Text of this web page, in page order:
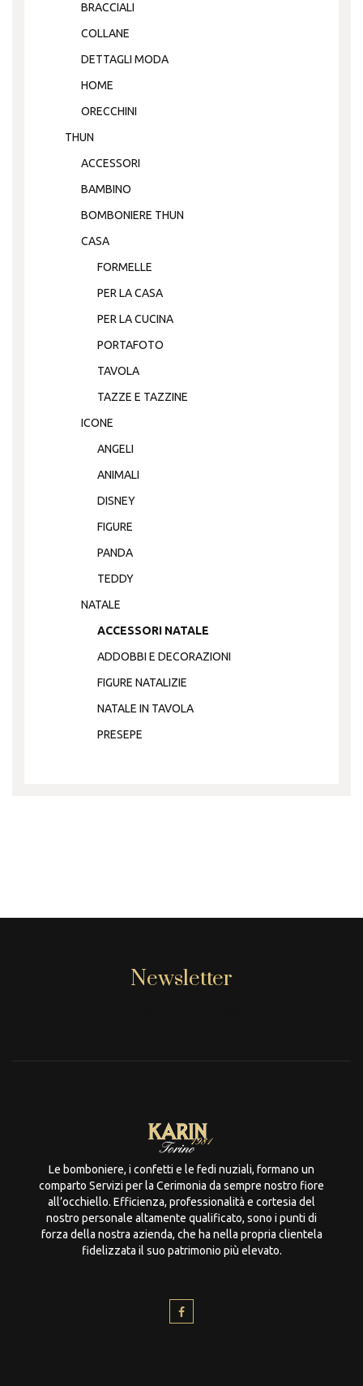
BRACCIALI
COLLANE
DETTAGLI MODA
HOME
ORECCHINI
THUN
ACCESSORI
BAMBINO
BOMBONIERE THUN
CASA
FORMELLE
PER LA CASA
PER LA CUCINA
PORTAFOTO
TAVOLA
TAZZE E TAZZINE
ICONE
ANGELI
ANIMALI
DISNEY
FIGURE
PANDA
TEDDY
NATALE
ACCESSORI NATALE
ADDOBBI E DECORAZIONI
FIGURE NATALIZIE
NATALE IN TAVOLA
PRESEPE
Newsletter
Le bomboniere, i confetti e le fedi nuziali, formano un
comparto Servizi per la Cerimonia da sempre nostro fiore
all’occhiello. Efficienza, professionalità e cortesia del
nostro personale altamente qualificato, sono i punti di
forza della nostra azienda, che ha nella propria clientela
fidelizzata il suo patrimonio più elevato.